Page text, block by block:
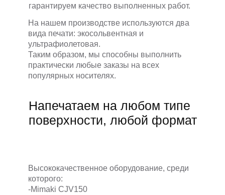
гарантируем качество выполненных работ.
На нашем производстве используются два
вида печати: экосольвентная и
ультрафиолетовая.
Таким образом, мы способны выполнить
практически любые заказы на всех
популярных носителях.
Напечатаем на любом типе
поверхности, любой формат
Высококачественное оборудование, среди
которого:
-Mimaki CJV150